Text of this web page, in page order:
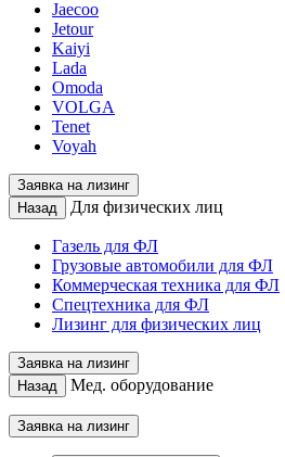
Jaecoo
Jetour
Kaiyi
Lada
Omoda
VOLGA
Tenet
Voyah
Заявка на лизинг
Назад
Для физических лиц
Газель для ФЛ
Грузовые автомобили для ФЛ
Коммерческая техника для ФЛ
Спецтехника для ФЛ
Лизинг для физических лиц
Заявка на лизинг
Назад
Мед. оборудование
Заявка на лизинг